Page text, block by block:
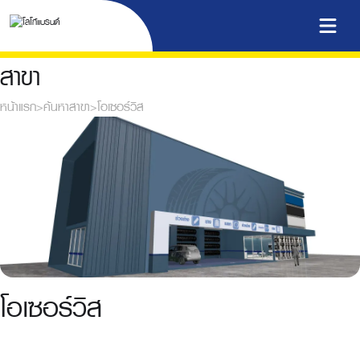
สาขา
หน้าแรก>ค้นหาสาขา>โอเซอร์วิส
โอเซอร์วิส